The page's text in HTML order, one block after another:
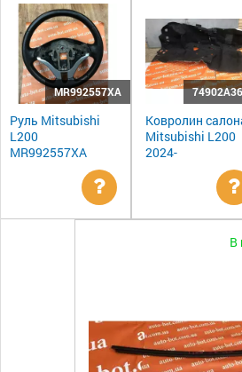
MR992557XA
Руль Mitsubishi
L200
MR992557XA
Уточнить
Ковролин
Mitsubishi L200
2024-
В